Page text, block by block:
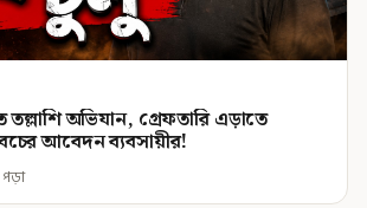
অভিযান, গ্রেফতারি এড়াতে
আবেদন ব্যবসায়ীর!
পড়া